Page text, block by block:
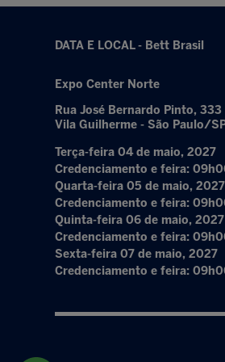
DATA E LOCAL - Bett Brasil
Expo Center Norte
Rua José Bernardo Pinto, 333
Vila Guilherme - São Paulo/
Terça-feira 04 de maio, 2027
Credenciamento e feira:
Quarta-feira 05 de maio, 2027
Credenciamento e feira:
Quinta-feira 06 de maio, 2027
Credenciamento e feira:
Sexta-feira 07 de maio, 2027
Credenciamento e feira: